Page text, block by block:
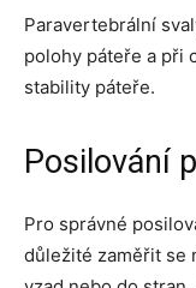
Paravertebrální
polohy páteře a při
stability páteře.
Posilování
Pro správné
důležité zaměřit se